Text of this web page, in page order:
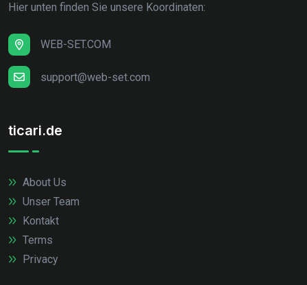
Hier unten finden Sie unsere Koordinaten:
WEB-SET.COM
support@web-set.com
ticari.de
About Us
Unser Team
Kontakt
Terms
Privacy